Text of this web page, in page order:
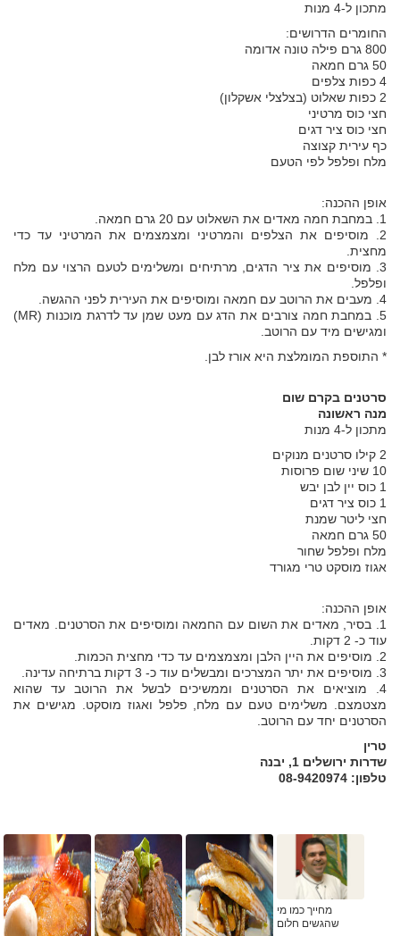
מתכון ל-4 מנות
החומרים הדרושים:
800 גרם פילה טונה אדומה
50 גרם חמאה
4 כפות צלפים
2 כפות שאלוט (בצלצלי אשקלון)
חצי כוס מרטיני
חצי כוס ציר דגים
כף עירית קצוצה
מלח ופלפל לפי הטעם
אופן ההכנה:
1. במחבת חמה מאדים את השאלוט עם 20 גרם חמאה.
2. מוסיפים את הצלפים והמרטיני ומצמצמים את המרטיני עד כדי
מחצית.
3. מוסיפים את ציר הדגים, מרתיחים ומשלימים לטעם הרצוי עם מלח
ופלפל.
4. מעבים את הרוטב עם חמאה ומוסיפים את העירית לפני ההגשה.
5. במחבת חמה צורבים את הדג עם מעט שמן עד לדרגת מוכנות (MR)
ומגישים מיד עם הרוטב.
* התוספת המומלצת היא אורז לבן.
סרטנים בקרם שום
מנה ראשונה
מתכון ל-4 מנות
2 קילו סרטנים מנוקים
10 שיני שום פרוסות
1 כוס יין לבן יבש
1 כוס ציר דגים
חצי ליטר שמנת
50 גרם חמאה
מלח ופלפל שחור
אגוז מוסקט טרי מגורד
אופן ההכנה:
1. בסיר, מאדים את השום עם החמאה ומוסיפים את הסרטנים. מאדים
עוד כ- 2 דקות.
2. מוסיפים את היין הלבן ומצמצמים עד כדי מחצית הכמות.
3. מוסיפים את יתר המצרכים ומבשלים עוד כ- 3 דקות ברתיחה עדינה.
4. מוציאים את הסרטנים וממשיכים לבשל את הרוטב עד שהוא
מצטמצם. משלימים טעם עם מלח, פלפל ואגוז מוסקט. מגישים את
הסרטנים יחד עם הרוטב.
טרין
שדרות ירושלים 1, יבנה
טלפון: 08-9420974
מחייך כמו מי
שהגשים חלום